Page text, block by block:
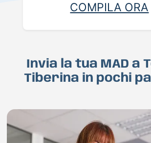
COMPILA ORA
Invia la tua MAD a
Tiberina in pochi